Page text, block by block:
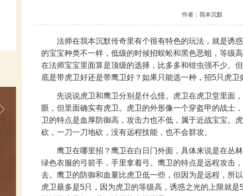
作者：我本沉默
法师在我本沉默传奇里有个很有特色的玩法，就是诱
的宝宝种类不一样，低级的时候招蜈蚣和黑色恶蛆，等级
在法师宝宝里面算是顶级的选择，比多多和钳虫强不少。
底是带虎卫好还是带鹰卫好？如果只能选一种，招5只虎
先说说虎卫和鹰卫分别是什么怪。虎卫在虎卫堂里面，
眼，但里面确实有虎卫。虎卫的外形像一个穿盔甲的战士
卫的特点是血厚防御高，攻击力也不低，属于近战宝宝。
砍，一刀一刀地砍，没有远程技能，也不会群攻。
鹰卫在哪里招？鹰卫在白日门外面，具体来说是在丛林
绿色衣服的弓箭手，手里拿着弓。鹰卫的特点是远程攻击
去。鹰卫的防御和血量比虎卫低一些，但因为是远程，所
虎卫最多是5只，因为虎卫的等级高，诱惑之光的上限就